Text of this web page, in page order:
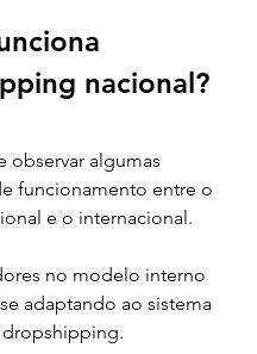
nacional?
observar algumas
funcionamento entre o
e o internacional.
no modelo interno
adaptando ao sistema